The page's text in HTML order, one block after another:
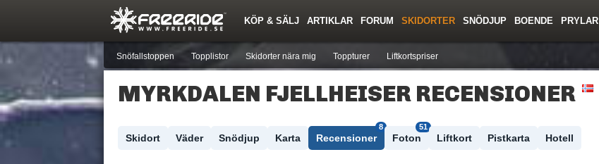
KÖP & SÄLJ ARTIKLAR
Nyheter Quiz Events
FORUM
Nya inlägg Forumlista
SKIDORTER
Snöfallstoppen Topplistor Skidorter nära mig Toppturer Liftkortspriser
SNÖDJUP BOENDE PRYLAR
Skidor Pjäxor
Årets Krasch
MYRKDALEN FJELLHEISER RECENSIONER
Skidort Väder Snödjup Karta Recensioner
8
Foton
51
Liftkort Pistkarta Hotell